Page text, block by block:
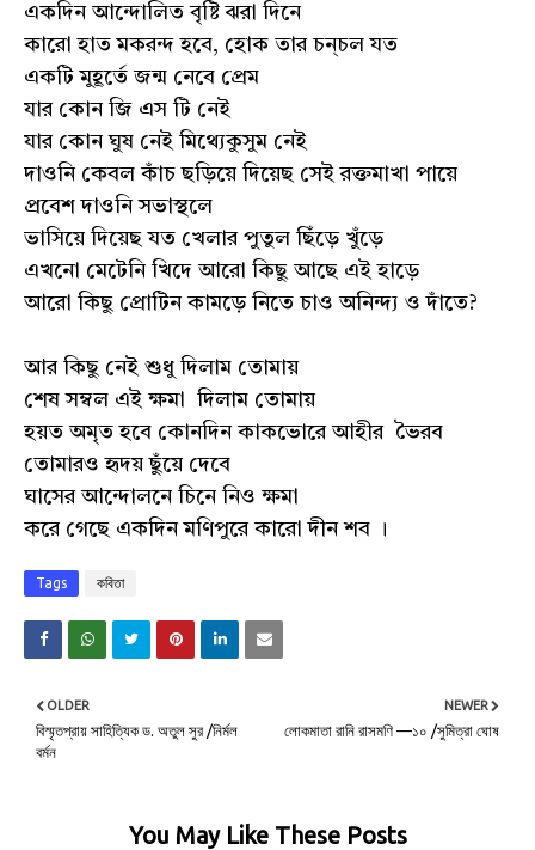
একদিন আন্দোলিত বৃষ্টি ঝরা দিনে
কারো হাত মকরন্দ হবে, হোক তার চন্চল যত
একটি মুহূর্তে জন্ম নেবে প্রেম
যার কোন জি এস টি নেই
যার কোন ঘুষ নেই মিথ্যেকুসুম নেই
দাওনি কেবল কাঁচ ছড়িয়ে দিয়েছ সেই রক্তমাখা পায়ে
প্রবেশ দাওনি সভাস্থলে
ভাসিয়ে দিয়েছ যত খেলার পুতুল ছিঁড়ে খুঁড়ে
এখনো মেটেনি খিদে আরো কিছু আছে এই হাড়ে
আরো কিছু প্রোটিন কামড়ে নিতে চাও অনিন্দ্য ও দাঁতে?
আর কিছু নেই শুধু দিলাম তোমায়
শেষ সম্বল এই ক্ষমা দিলাম তোমায়
হয়ত অমৃত হবে কোনদিন কাকভোরে আহীর ভৈরব
তোমারও হৃদয় ছুঁয়ে দেবে
ঘাসের আন্দোলনে চিনে নিও ক্ষমা
করে গেছে একদিন মণিপুরে কারো দীন শব ।
Tags কবিতা
NEWER
লোকমাতা রানি রাসমণি —১০ /সুমিত্রা ঘোষ
OLDER
বিস্মৃতপ্রায় সাহিত্যিক ড. অতুল সুর /নির্মল
বর্মন
You May Like These Posts